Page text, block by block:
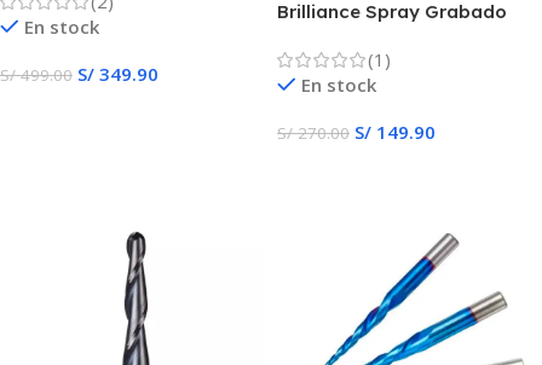
En stock
S/499.00 S/ 349.90
Brilliance Spray Grabado
(1)
En stock
S/270.00 S/ 149.90